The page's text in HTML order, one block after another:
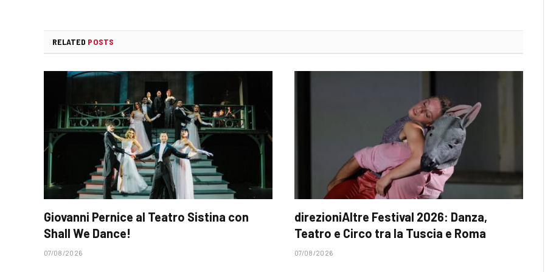
RELATED POSTS
Giovanni Pernice al Teatro Sistina con
Shall We Dance!
07/08/2026
direzioniAltre Festival 2026: Danza,
Teatro e Circo tra la Tuscia e Roma
07/08/2026